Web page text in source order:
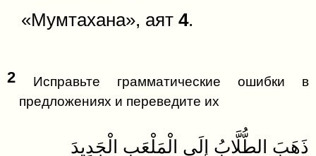
«Мумтахана», аят 4.
2
Исправьте грамматические ошибки в
предложениях и переведите их
ذَهَبَ الطُّلَّابُ إِلَى الْمَلْعَبِ الْجَدِيدَ